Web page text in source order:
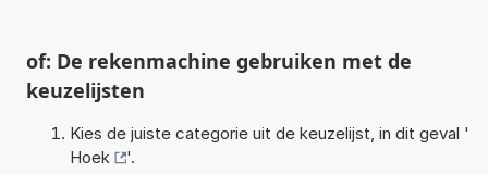
of: De rekenmachine gebruiken met de
keuzelijsten
Kies de juiste categorie uit de keuzelijst, in dit geval '
Hoek
'.